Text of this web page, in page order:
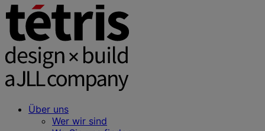
Über uns
Wer wir sind